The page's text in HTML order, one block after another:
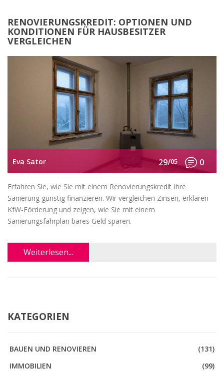
RENOVIERUNGSKREDIT: OPTIONEN UND
KONDITIONEN FÜR HAUSBESITZER
VERGLEICHEN
Eva Sator 29/05 0
Erfahren Sie, wie Sie mit einem Renovierungskredit Ihre
Sanierung günstig finanzieren. Wir vergleichen Zinsen, erklären
KfW-Förderung und zeigen, wie Sie mit einem
Sanierungsfahrplan bares Geld sparen.
Weiterlesen...
KATEGORIEN
BAUEN UND RENOVIEREN
(131)
IMMOBILIEN
(99)